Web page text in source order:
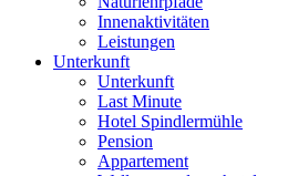
Innenaktivitäten
Leistungen
Unterkunft
Unterkunft
Last Minute
Hotel Spindlermühle
Pension
Appartement